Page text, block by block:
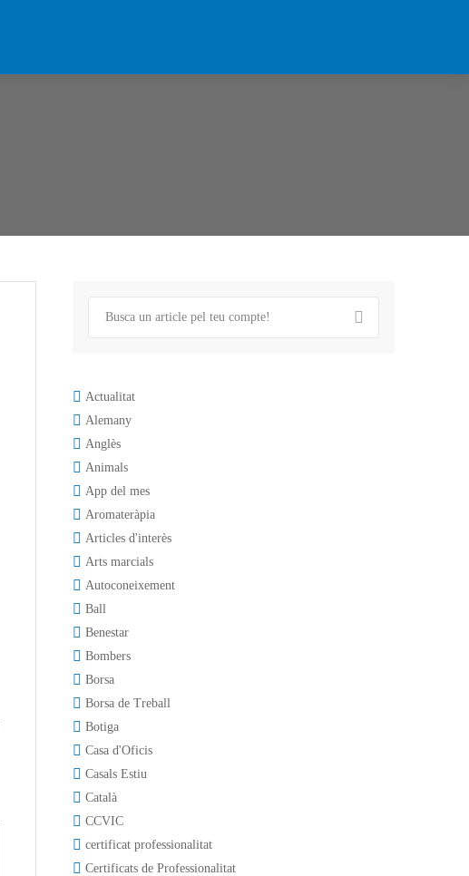
Actualitat
Alemany
Anglès
Animals
App del mes
Aromateràpia
Articles d'interès
Arts marcials
Autoconeixement
Ball
Benestar
Bombers
Borsa
Borsa de Treball
Botiga
Casa d'Oficis
Casals Estiu
Català
CCVIC
certificat professionalitat
Certificats de Professionalitat